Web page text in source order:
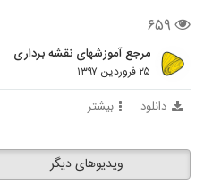
۶۵۹
مرجع آموزشهای نقشه برداری
۲۵ فروردین ۱۳۹۷
دانلود بیشتر
ویدیوهای دیگر